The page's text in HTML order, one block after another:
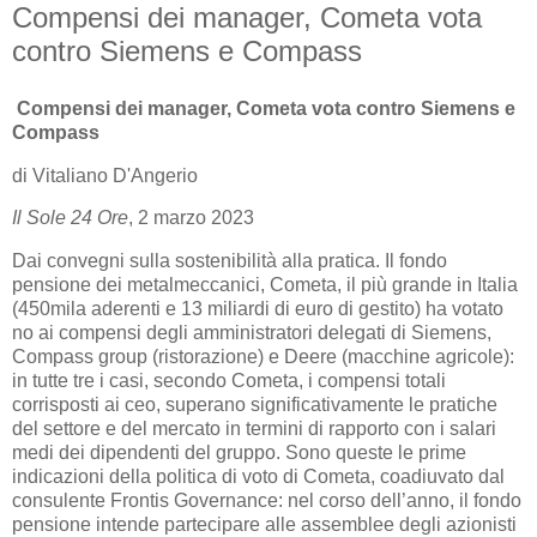
Compensi dei manager, Cometa vota
contro Siemens e Compass
Compensi dei manager, Cometa vota contro Siemens e
Compass
di Vitaliano D'Angerio
Il Sole 24 Ore, 2 marzo 2023
Dai convegni sulla sostenibilità alla pratica. Il fondo
pensione dei metalmeccanici, Cometa, il più grande in Italia
(450mila aderenti e 13 miliardi di euro di gestito) ha votato
no ai compensi degli amministratori delegati di Siemens,
Compass group (ristorazione) e Deere (macchine agricole):
in tutte tre i casi, secondo Cometa, i compensi totali
corrisposti ai ceo, superano significativamente le pratiche
del settore e del mercato in termini di rapporto con i salari
medi dei dipendenti del gruppo. Sono queste le prime
indicazioni della politica di voto di Cometa, coadiuvato dal
consulente Frontis Governance: nel corso dell’anno, il fondo
pensione intende partecipare alle assemblee degli azionisti